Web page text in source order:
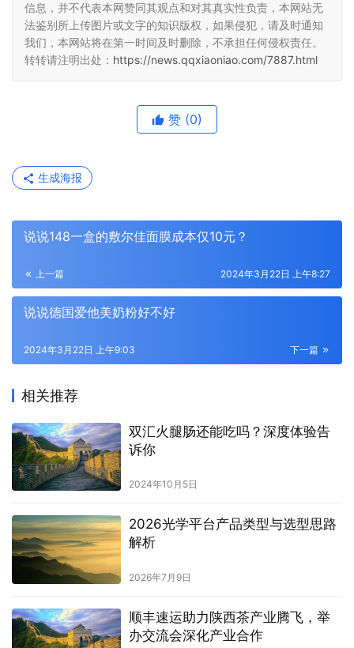
信息，并不代表本网赞同其观点和对其真实性负责，本网站无
法鉴别所上传图片或文字的知识版权，如果侵犯，请及时通知
我们，本网站将在第一时间及时删除，不承担任何侵权责任。
转转请注明出处： https://news.qqxiaoniao.com/7887.html
赞 (0)
生成海报
说说148一盒的敷尔佳面膜成本仅10元？
上一篇 2024年3月22日 上午8:27
说说德国爱他美奶粉好不好
下一篇
2024年3月22日 上午9:03
相关推荐
双汇火腿肠还能吃吗？深度体验告
诉你
2024年10月5日
2026光学平台产品类型与选型思路
解析
2026年7月9日
顺丰速运助力陕西茶产业腾飞，举
办交流会深化产业合作